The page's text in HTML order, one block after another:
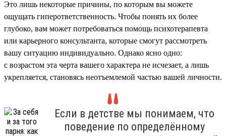
Это лишь некоторые причины, по которым вы можете
ощущать гиперответственность. Чтобы понять их более
глубоко, вам может потребоваться помощь психотерапевта
или карьерного консультанта, которые смогут рассмотреть
вашу ситуацию индивидуально. Однако ясно одно:
с возрастом эта черта вашего характера не исчезает, а лишь
укрепляется, становясь неотъемлемой частью вашей личности.
Если в детстве мы понимаем, что
поведение по определённому